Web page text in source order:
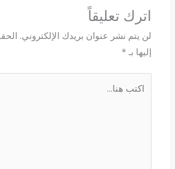
اترك تعليقاً
لن يتم نشر عنوان بريدك الإلكتروني.
إليها بـ*